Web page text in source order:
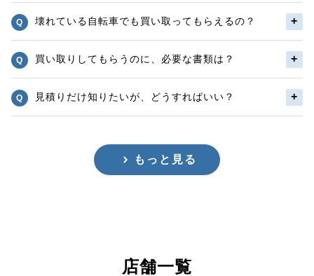
壊れている自転車でも買い取ってもらえるの？
買い取りしてもらうのに、必要な書類は？
見積りだけ知りたいが、どうすればいい？
もっと見る
店舗一覧